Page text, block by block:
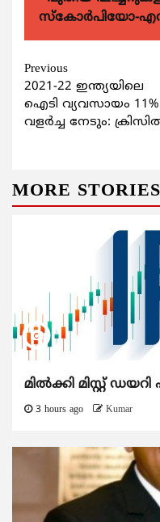
സ്കോർപിയോ-
Continue
Reading
Previous
2021-22 ഇന്ത്യയിലെ
ഐടി വ്യവസായം 11%
വളര്‍ച്ച നേടും:
MORE STORIES
മിൽക്കി മിസ്റ്റ്
3 hours ago Kumar